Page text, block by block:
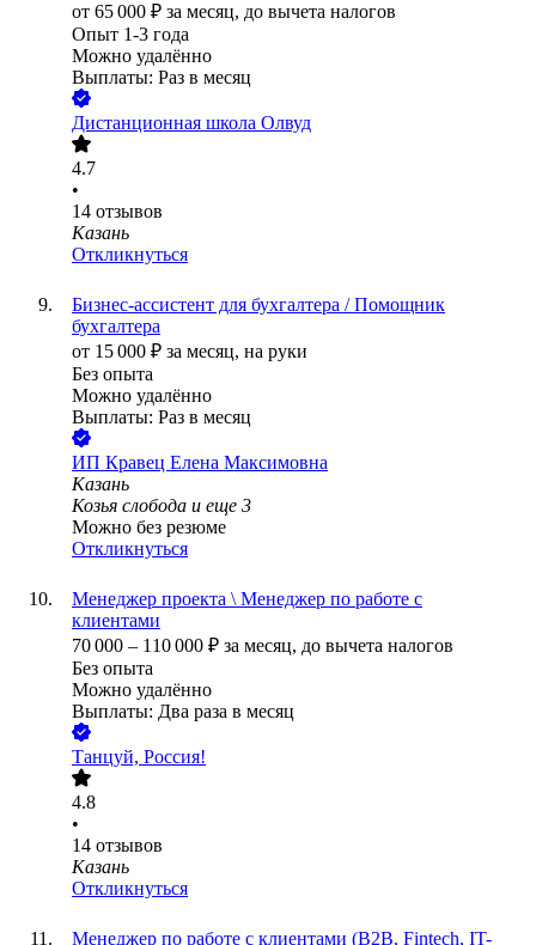
от 65 000 ₽ за месяц, до вычета налогов
Опыт 1-3 года
Можно удалённо
Выплаты: Раз в месяц
Дистанционная школа Олвуд
4.7
•
14 отзывов
Казань
Откликнуться
Бизнес-ассистент для бухгалтера / Помощник
бухгалтера
от 15 000 ₽ за месяц, на руки
Без опыта
Можно удалённо
Выплаты: Раз в месяц
ИП Кравец Елена Максимовна
Казань
Козья слобода и еще 3
Можно без резюме
Откликнуться
Менеджер проекта \ Менеджер по работе с
клиентами
70 000 – 110 000 ₽ за месяц, до вычета налогов
Без опыта
Можно удалённо
Выплаты: Два раза в месяц
Танцуй, Россия!
4.8
•
14 отзывов
Казань
Откликнуться
Менеджер по работе с клиентами (В2В, Fintech, IT-